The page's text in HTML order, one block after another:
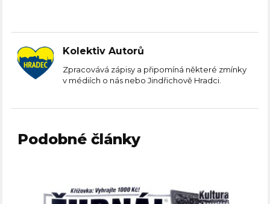
Kolektiv Autorů
Zpracovává zápisy a připomíná některé zmínky
v médiích o nás nebo Jindřichově Hradci.
Podobné články